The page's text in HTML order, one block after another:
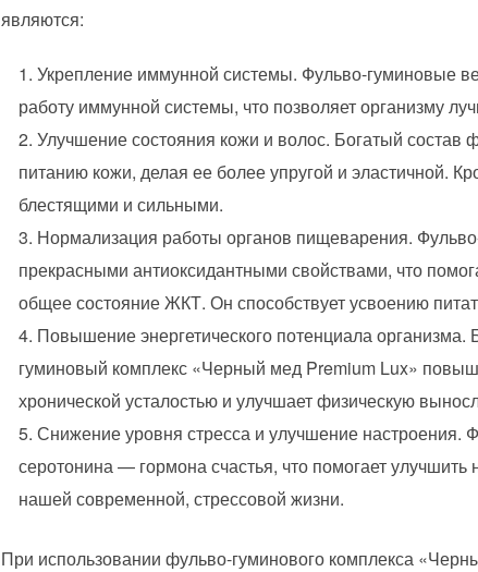
являются:
Укрепление иммунной системы. Фульво-гуминовые
работу иммунной системы, что позволяет организму
Улучшение состояния кожи и волос. Богатый состав
питанию кожи, делая ее более упругой и эластичной.
блестящими и сильными.
Нормализация работы органов пищеварения.
прекрасными антиоксидантными свойствами, что
общее состояние ЖКТ. Он способствует усвоению
Повышение энергетического потенциала
гуминовый комплекс «Черный мед Premium Lux»
хронической усталостью и улучшает физическую
Снижение уровня стресса и улучшение настроения.
серотонина — гормона счастья, что помогает
нашей современной, стрессовой жизни.
При использовании фульво-гуминового комплекса